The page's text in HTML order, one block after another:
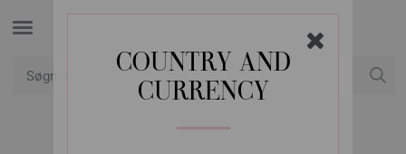
COUNTRY AND
CURRENCY